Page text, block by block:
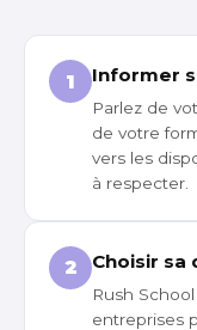
1 Informer
Parlez de
de votre
vers les
à respecter.
2 Choisir
Rush
entreprises